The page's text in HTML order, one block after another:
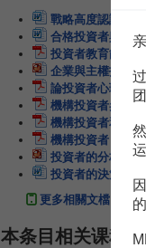
戰略高度認識投資
合格投資者與專
投資者教育能提高
企業與主權投資
論投資者心理契
機構投資者參與
機構投資者和中
機構投資者丶內
投資者的分析
21頁
投資者的決策
更多相關文檔
本条目相关课程